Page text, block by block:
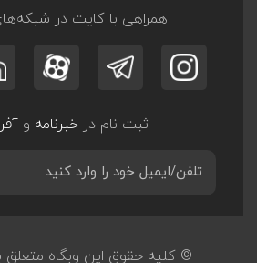
همراهی با کایت در
ثبت نام درخبرنامه و
© کلیه حقوق این وبگاه